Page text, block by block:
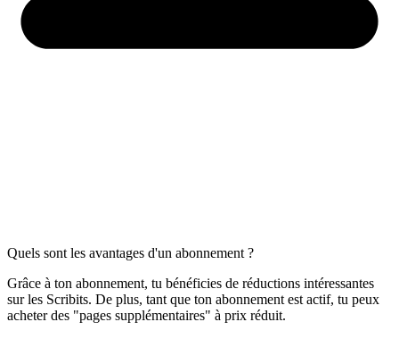
Quels sont les avantages d'un abonnement ?
Grâce à ton abonnement, tu bénéficies de réductions intéressantes
sur les Scribits. De plus, tant que ton abonnement est actif, tu peux
acheter des "pages supplémentaires" à prix réduit.